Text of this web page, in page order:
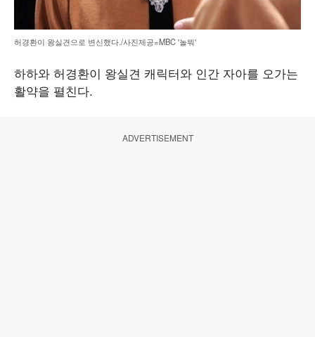
허경환이 왕실견으로 변신했다./사진제공=MBC '놀뭐'
하하와 허경환이 왕실견 캐릭터와 인간 자아를 오가는
활약을 펼친다.
ADVERTISEMENT